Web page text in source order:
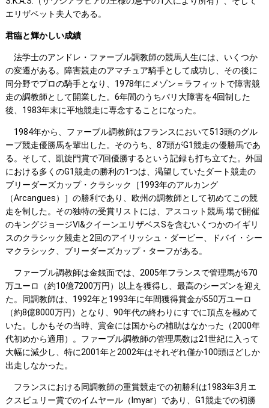
エリザベット夫人である。
君臨と輝かしい成績
法学士のアンドレ・ファーブル調教師の競馬人生には、いくつか
の変遷がある。障害競走のアマチュア騎手として成功し、その後に
同分野でプロの騎手となり、1978年にメゾン＝ラフィットで障害競
走の調教師として開業した。6年間のうちパリ大障害を4回制した
後、1983年末に平地競走に専念することになった。
1984年から、ファーブル調教師はフランスにおいて513頭のグル
ープ競走優勝馬を輩出した。そのうち、87頭がG1競走の優勝馬であ
る。そして、凱旋門賞で7回優勝するという記録も打ち立てた。外国
における多くのG1競走の勝利の1つは、渇望していたダート競走の
ブリーダーズカップ・クラシック［1993年のアルカング
（Arcangues）］の勝利であり、欧州の調教師として初めてこの競
走を制した。その独特の受賞リストには、アスコット競馬 場で開催
のキングジョージVI&クイーンエリザベスSを含むいくつかのイギリ
スのクラシック競走と2回のアイリッシュ・ダービー、ドバイ・シー
マクラシック、ブリーダーズカップ・ターフがある。
ファーブル調教師は金銭面では、2005年フランスで管理馬が670
万ユーロ（約10億7200万円）以上を獲得し、最高のシーズンを迎え
た。同調教師は、1992年と1993年に年間獲得賞金が550万ユーロ
（約8億8000万円）となり、90年代の終わりにすでに頂点を極めて
いた。しかもその当時、賞金には国からの補助はなかった（2000年
代初めから適用）。ファーブル調教師の管理馬数は21世紀に入って
大幅に減少し、特に2001年と2002年はそれぞれ僅か100頭ほどしか
出走しなかった。
フランスにおける同調教師の重賞競走での初勝利は1983年3月エ
クスビュリー賞でのイムヤール（Imyar）であり、G1競走での初勝